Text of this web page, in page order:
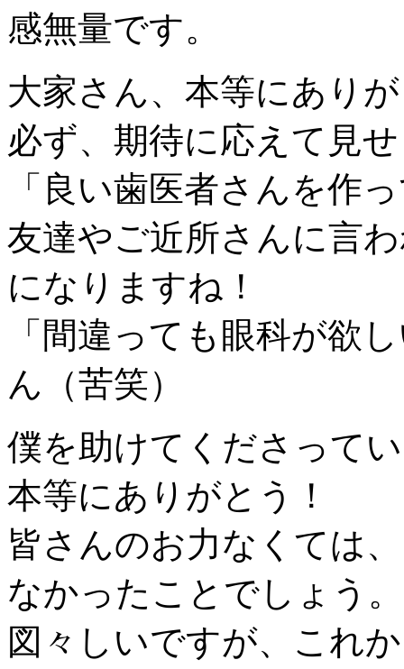
感無量です。
大家さん、本等にあり
必ず、期待に応えて見
「良い歯医者さんを作
友達やご近所さんに言
になりますね！
「間違っても眼科が欲
ん（苦笑）
僕を助けてくださって
本等にありがとう！
皆さんのお力なくては
なかったことでしょう。
図々しいですが、これ